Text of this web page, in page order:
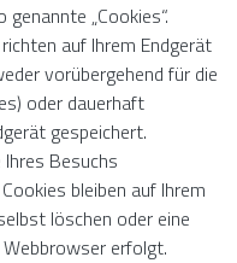
„Cookies“.
auf Ihrem Endgerät
vorübergehend für die
oder dauerhaft
gespeichert.
Besuchs
bleiben auf Ihrem
löschen oder eine
erfolgt.